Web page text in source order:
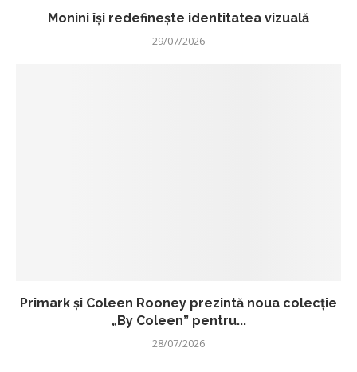
Monini își redefinește identitatea vizuală
29/07/2026
Primark și Coleen Rooney prezintă noua colecție
„By Coleen” pentru...
28/07/2026